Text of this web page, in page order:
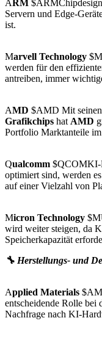
A RM
Servern und Edge-
ist.
Marvell Technology
werden für den
antreiben, immer
AMD $AMD Mit seinen
Grafikchips hat AMD
Portfolio Marktanteile
Qualcomm $QCOMKI-
optimiert sind, werden
auf einer Vielzahl von
Micron Technology
wird weiter steigen, da
Speicherkapazität
🔧 Herstellungs- und
Applied Materials
entscheidende Rolle bei
Nachfrage nach KI-